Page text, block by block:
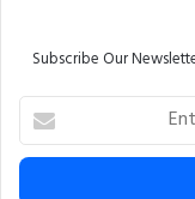
Subscribe Our
t